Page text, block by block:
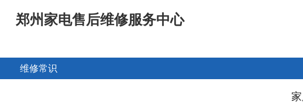
郑州家电售后维修服务中心
维修常识